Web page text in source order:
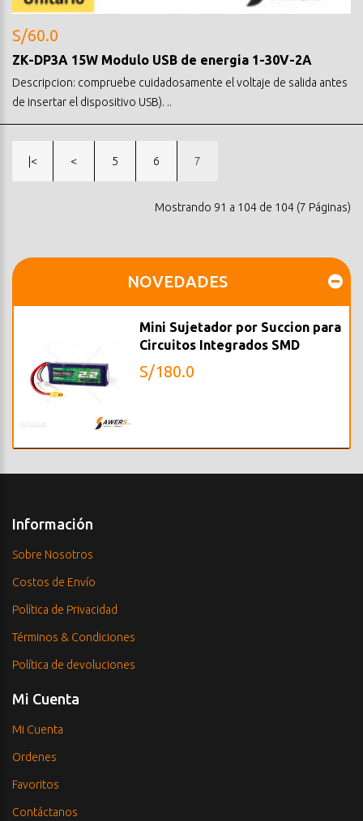
S/60.0
ZK-DP3A 15W Modulo USB de energia 1-30V-2A
Descripcion: compruebe cuidadosamente el voltaje de salida antes
de insertar el dispositivo USB). ..
|< < 5 6 7
Mostrando 91 a 104 de 104 (7 Páginas)
NOVEDADES
Mini Sujetador por Succion para
Circuitos Integrados SMD
S/180.0
Información
Sobre Nosotros
Costos de Envío
Política de Privacidad
Términos & Condiciones
Política de devoluciones
Mi Cuenta
Mi Cuenta
Ordenes
Favoritos
Contáctanos